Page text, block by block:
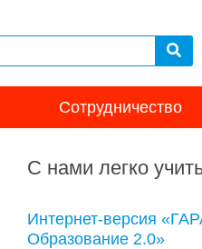
Сотрудничество
С нами легко
Интернет-версия
Образование 2.0»